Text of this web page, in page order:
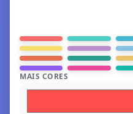
MAIS CORES